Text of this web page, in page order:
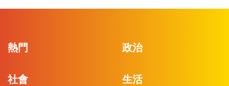
熱門 政治
社會 生活